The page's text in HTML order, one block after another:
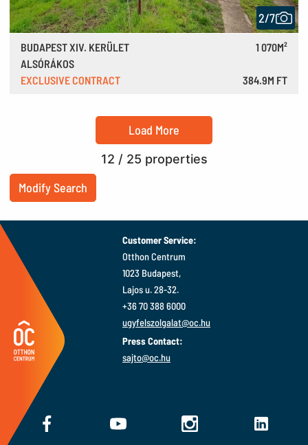
2/7
BUDAPEST XIV. KERÜLET
1 070M²
ALSÓRÁKOS
EXCLUSIVE CONTRACT
384.9M FT
Modify Search
Load More
12 / 25 properties
Customer Service:
Otthon Centrum
1023 Budapest,
Lajos u. 28-32.
+36 70 388 6000
ugyfelszolgalat@oc.hu
Press Contact:
sajto@oc.hu